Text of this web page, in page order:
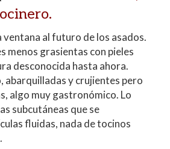
ventana al futuro de los asados.
menos grasientas con pieles
desconocida hasta ahora.
abarquilladas y crujientes pero
algo muy gastronómico. Lo
subcutáneas que se
fluidas, nada de tocinos